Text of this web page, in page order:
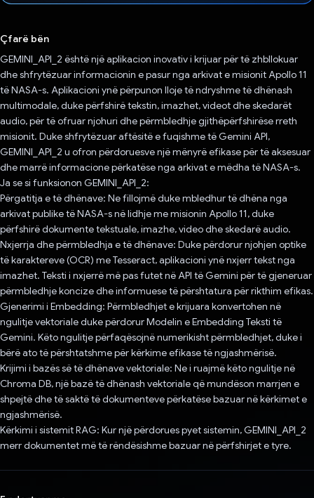
Çfarë bën
GEMINI_API_2 është një aplikacion inovativ i krijuar për të zhbllokuar
dhe shfrytëzuar informacionin e pasur nga arkivat e misionit Apollo 11
të NASA-s. Aplikacioni ynë përpunon lloje të ndryshme të dhënash
multimodale, duke përfshirë tekstin, imazhet, videot dhe skedarët
audio, për të ofruar njohuri dhe përmbledhje gjithëpërfshirëse rreth
misionit. Duke shfrytëzuar aftësitë e fuqishme të Gemini API,
GEMINI_API_2 u ofron përdoruesve një mënyrë efikase për të aksesuar
dhe marrë informacione përkatëse nga arkivat e mëdha të NASA-s.
Ja se si funksionon GEMINI_API_2:
Përgatitja e të dhënave: Ne fillojmë duke mbledhur të dhëna nga
arkivat publike të NASA-s në lidhje me misionin Apollo 11, duke
përfshirë dokumente tekstuale, imazhe, video dhe skedarë audio.
Nxjerrja dhe përmbledhja e të dhënave: Duke përdorur njohjen optike
të karaktereve (OCR) me Tesseract, aplikacioni ynë nxjerr tekst nga
imazhet. Teksti i nxjerrë më pas futet në API të Gemini për të gjeneruar
përmbledhje koncize dhe informuese të përshtatura për rikthim efikas.
Gjenerimi i Embedding: Përmbledhjet e krijuara konvertohen në
ngulitje vektoriale duke përdorur Modelin e Embedding Teksti të
Gemini. Këto ngulitje përfaqësojnë numerikisht përmbledhjet, duke i
bërë ato të përshtatshme për kërkime efikase të ngjashmërisë.
Krijimi i bazës së të dhënave vektoriale: Ne i ruajmë këto ngulitje në
Chroma DB, një bazë të dhënash vektoriale që mundëson marrjen e
shpejtë dhe të saktë të dokumenteve përkatëse bazuar në kërkimet e
ngjashmërisë.
Kërkimi i sistemit RAG: Kur një përdorues pyet sistemin, GEMINI_API_2
merr dokumentet më të rëndësishme bazuar në përfshirjet e tyre.